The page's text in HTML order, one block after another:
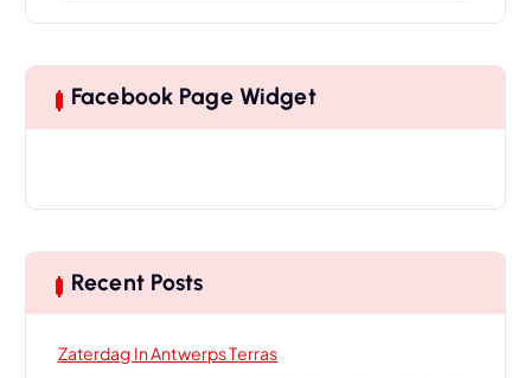
Facebook Page Widget
Recent Posts
Zaterdag In Antwerps Terras